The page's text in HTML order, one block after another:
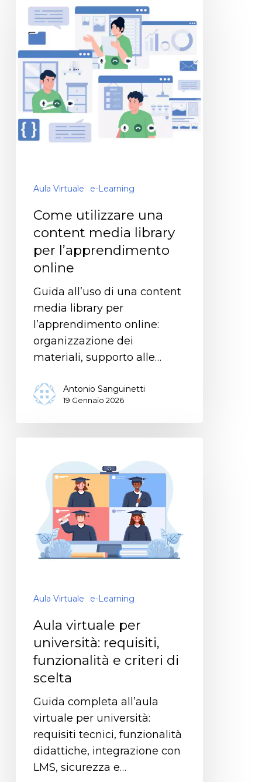
Aula Virtuale e-Learning
Come utilizzare una
content media library
per l’apprendimento
online
Guida all’uso di una content
media library per
l’apprendimento online:
organizzazione dei
materiali, supporto alle…
Antonio Sanguinetti
19 Gennaio 2026
Aula Virtuale e-Learning
Aula virtuale per
università: requisiti,
funzionalità e criteri di
scelta
Guida completa all’aula
virtuale per università:
requisiti tecnici, funzionalità
didattiche, integrazione con
LMS, sicurezza e…